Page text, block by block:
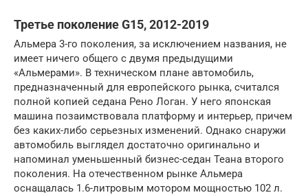
Третье поколение G15, 2012-2019
Альмера 3-го поколения, за исключением названия, не
имеет ничего общего с двумя предыдущими
«Альмерами». В техническом плане автомобиль,
предназначенный для европейского рынка, считался
полной копией седана Рено Логан. У него японская
машина позаимствовала платформу и интерьер, причем
без каких-либо серьезных изменений. Однако снаружи
автомобиль выглядел достаточно оригинально и
напоминал уменьшенный бизнес-седан Теана второго
поколения. На отечественном рынке Альмера
оснащалась 1.6-литровым мотором мощностью 102 л.